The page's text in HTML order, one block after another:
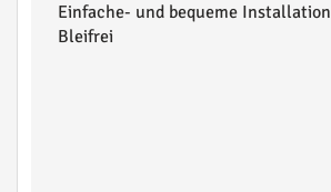
Einfache- und bequeme Installation
Bleifrei